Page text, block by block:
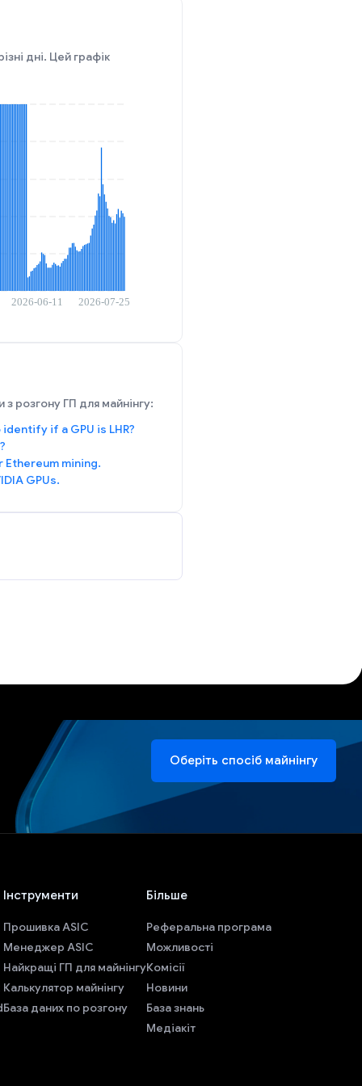
дні. Цей графік
з розгону ГП для майнінгу:
if a GPU is LHR?
mining.
GPUs.
Оберіть спосіб майнінгу
Інструменти
Прошивка ASIC
Менеджер ASIC
Найкращі ГП для майнінгу
Калькулятор майнінгу
База даних по розгону
Більше
Реферальна програма
Можливості
Комісії
Новини
База знань
Медіакіт